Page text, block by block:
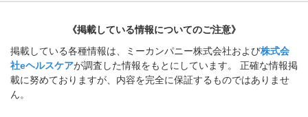
《掲載している情報についてのご注意》
掲載している各種情報は、ミーカンパニー株式会社および株式会
社eヘルスケアが調査した情報をもとにしています。 正確な情報掲
載に努めておりますが、内容を完全に保証するものではありませ
ん。